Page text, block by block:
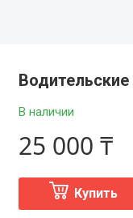
В наличии
25 000 ₸
Купить